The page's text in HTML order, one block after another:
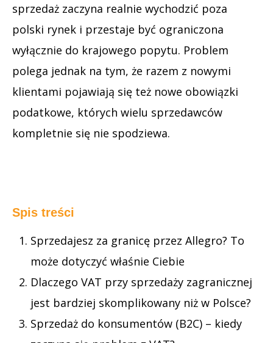
sprzedaż zaczyna realnie wychodzić poza
polski rynek i przestaje być ograniczona
wyłącznie do krajowego popytu. Problem
polega jednak na tym, że razem z nowymi
klientami pojawiają się też nowe obowiązki
podatkowe, których wielu sprzedawców
kompletnie się nie spodziewa.
Spis treści
Sprzedajesz za granicę przez Allegro? To
może dotyczyć właśnie Ciebie
Dlaczego VAT przy sprzedaży zagranicznej
jest bardziej skomplikowany niż w Polsce?
Sprzedaż do konsumentów (B2C) – kiedy